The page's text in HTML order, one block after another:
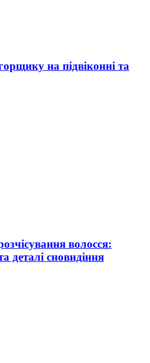
на підвіконні та
волосся:
деталі сновидіння